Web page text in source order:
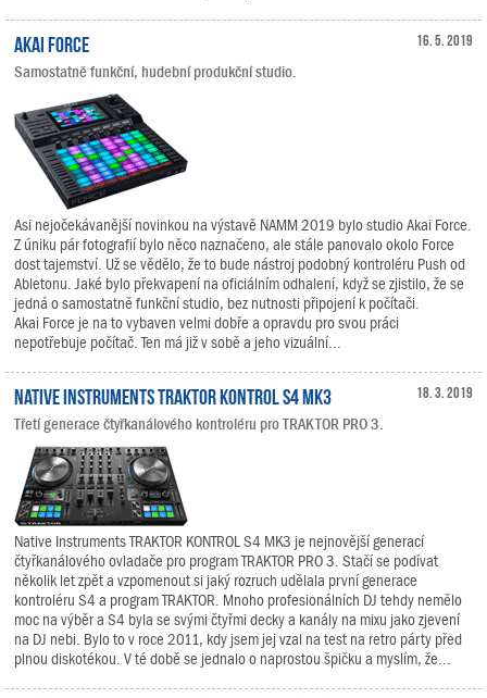
16. 5. 2019
Akai Force
Samostatně funkční, hudební produkční studio.
Asi nejočekávanější novinkou na výstavě NAMM 2019 bylo studio Akai Force.
Z úniku pár fotografií bylo něco naznačeno, ale stále panovalo okolo Force
dost tajemství. Už se vědělo, že to bude nástroj podobný kontroléru Push od
Abletonu. Jaké bylo překvapení na oficiálním odhalení, když se zjistilo, že se
jedná o samostatně funkční studio, bez nutnosti připojení k počítači.
Akai Force je na to vybaven velmi dobře a opravdu pro svou práci
nepotřebuje počítač. Ten má již v sobě a jeho vizuální...
18. 3. 2019
Native Instruments TRAKTOR KONTROL S4 MK3
Třetí generace čtyřkanálového kontroléru pro TRAKTOR PRO 3.
Native Instruments TRAKTOR KONTROL S4 MK3 je nejnovější generací
čtyřkanálového ovladače pro program TRAKTOR PRO 3. Stačí se podívat
několik let zpět a vzpomenout si jaký rozruch udělala první generace
kontroléru S4 a program TRAKTOR. Mnoho profesionálních DJ tehdy nemělo
moc na výběr a S4 byla se svými čtyřmi decky a kanály na mixu jako zjevení
na DJ nebi. Bylo to v roce 2011, kdy jsem jej vzal na test na retro párty před
plnou diskotékou. V té době se jednalo o naprostou špičku a myslím, že...